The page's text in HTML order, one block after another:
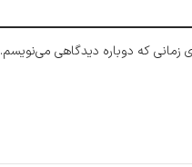
زمانی که دوباره دیدگاهی می‌نویسم.